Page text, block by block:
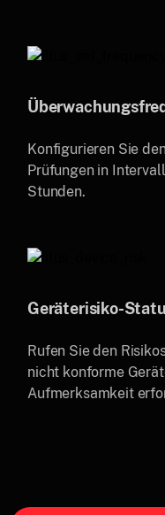
Konfigurieren Sie
Prüfungen in
Stunden.
Geräterisiko-
Rufen Sie den
nicht konforme
Aufmerksamkeit